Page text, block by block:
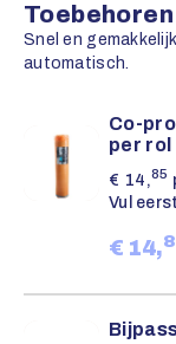
Snel en
automatisch.
Co-
per rol
€ 14,85
Vul
€ 14,